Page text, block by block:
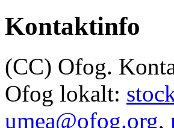
Kontaktinfo
(CC) Ofog.
Ofog lokalt:
umea@ofog.org,